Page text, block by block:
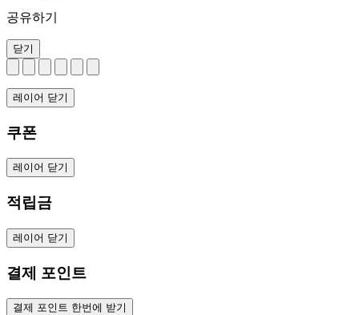
공유하기
닫기
레이어 닫기
쿠폰
레이어 닫기
적립금
레이어 닫기
결제 포인트
결제 포인트 한번에 받기